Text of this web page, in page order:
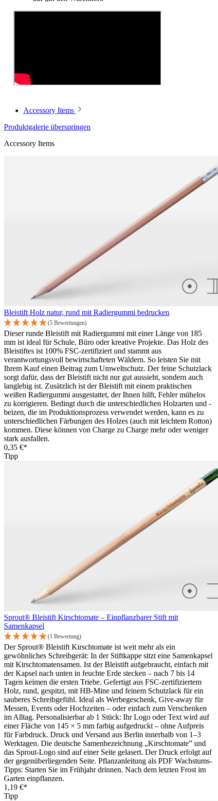
Accessory Items
Produktgalerie überspringen
Accessory Items
Bleistift Holz natur, rund mit Radiergummi bedrucken
(5 Bewertungen)
Dieser runde Bleistift mit Radiergummi mit einer Länge von 185
mm ist ideal für Schule, Büro oder kreative Projekte. Das Holz des
Bleistiftes ist 100% FSC-zertifiziert und stammt aus
verantwortungsvoll bewirtschafteten Wäldern. So leisten Sie mit
Ihrem Kauf einen Beitrag zum Umweltschutz. Der feine Schutzlack
sorgt dafür, dass der Bleistift nicht nur gut aussieht, sondern auch
langlebig ist. Zusätzlich ist der Bleistift mit einem praktischen
weißen Radiergummi ausgestattet, der Ihnen hilft, Fehler mühelos
zu korrigieren. Bedingt durch die unterschiedlichen Holzarten und -
beizen, die im Produktionsprozess verwendet werden, kann es zu
unterschiedlichen Färbungen des Holzes (auch mit leichtem Rotton)
kommen. Diese können von Charge zu Charge mehr oder weniger
stark ausfallen.
0,35 €*
Tipp
Sprout® Bleistift Kirschtomate – Einpflanzbarer Stift mit
Samenkapsel
(1 Bewertung)
Der Sprout® Bleistift Kirschtomate ist weit mehr als ein
gewöhnliches Schreibgerät: In der Stiftkappe sitzt eine Samenkapsel
mit Kirschtomatensamen. Ist der Bleistift aufgebraucht, einfach mit
der Kapsel nach unten in feuchte Erde stecken – nach 7 bis 14
Tagen keimen die ersten Triebe. Gefertigt aus FSC-zertifiziertem
Holz, rund, gespitzt, mit HB-Mine und feinem Schutzlack für ein
sauberes Schreibgefühl. Ideal als Werbegeschenk, Give-away für
Messen, Events oder Hochzeiten – oder einfach zum Verschenken
im Alltag. Personalisierbar ab 1 Stück: Ihr Logo oder Text wird auf
einer Fläche von 145 × 5 mm farbig aufgedruckt – ohne Aufpreis
für Farbdruck. Druck und Versand aus Berlin innerhalb von 1–3
Werktagen. Die deutsche Samenbezeichnung „Kirschtomate” und
das Sprout-Logo sind auf einer Seite gelasert. Der Druck erfolgt auf
der gegenüberliegenden Seite. Pflanzanleitung als PDF Wachstums-
Tipps: Starten Sie im Frühjahr drinnen. Nach dem letzten Frost im
Garten einpflanzen.
1,19 €*
Tipp